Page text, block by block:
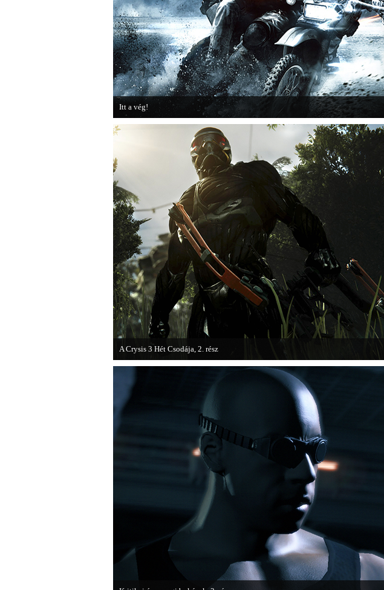
Itt a vég!
Hamarosan minden infó kiderül a Battlefield 3 utolsó, End Game kiegészítőjéről.
A Crysis 3 Hét Csodája, 2. rész
Megjelent a Crysis 3 videosorozat második része, amely a The Hunt címet kapta.